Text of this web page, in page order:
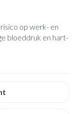
op werk- en
bloeddruk en hart-